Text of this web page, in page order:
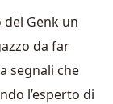
Genk un
da far
segnali che
l’esperto di